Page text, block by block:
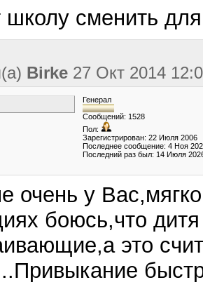
сменить
Birke27 Окт 2014
Генерал
Сообщений: 1528
Пол:
Зарегистрирован: 22 Июля 2006
Последнее сообщение: 4 Ноя
Последний раз был: 14 Июля
очень у
боюсь,что
это